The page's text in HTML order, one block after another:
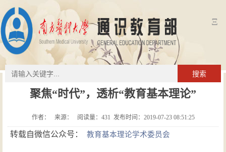
Ξ
搜索
聚焦“时代”，透析“教育基本理论”
作者： 来源： 阅读量： 431 发布时间：2019-07-23 08:51:25
转载自微信公众号： 教育基本理论学术委员会